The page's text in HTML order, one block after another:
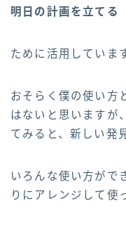
明日の計画を立てる
ために活用していま
おそらく僕の使い方
はないと思いますが、
てみると、新しい発
いろんな使い方がで
りにアレンジして使